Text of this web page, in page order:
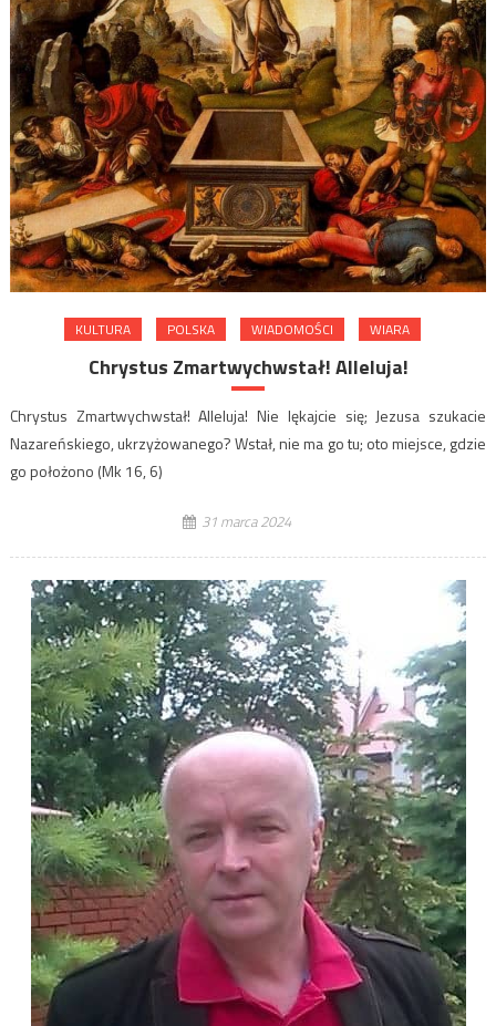
KULTURA POLSKA WIADOMOŚCI WIARA
Chrystus Zmartwychwstał! Alleluja!
Chrystus Zmartwychwstał! Alleluja! Nie lękajcie się; Jezusa szukacie
Nazareńskiego, ukrzyżowanego? Wstał, nie ma go tu; oto miejsce, gdzie
go położono (Mk 16, 6)
31 marca 2024